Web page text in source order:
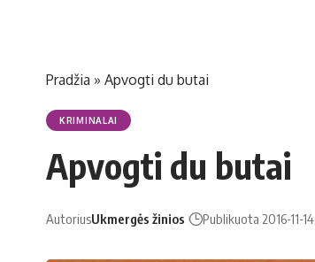
Pradžia » Apvogti du butai
KRIMINALAI
Apvogti du butai
AutoriusUkmergės žinios Publikuota 2016-11-14